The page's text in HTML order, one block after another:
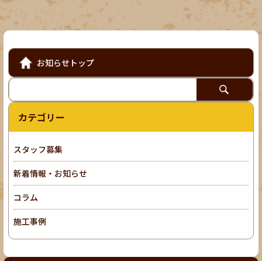
お知らせトップ
カテゴリー
スタッフ募集
新着情報・お知らせ
コラム
施工事例